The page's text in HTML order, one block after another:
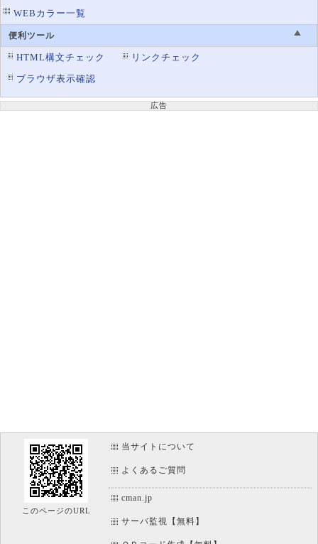
WEBカラー一覧
便利ツール
HTML構文チェック
リンクチェック
ブラウザ表示確認
広告
このページのURL
当サイトについて
よくあるご質問
cman.jp
サーバ監視【無料】